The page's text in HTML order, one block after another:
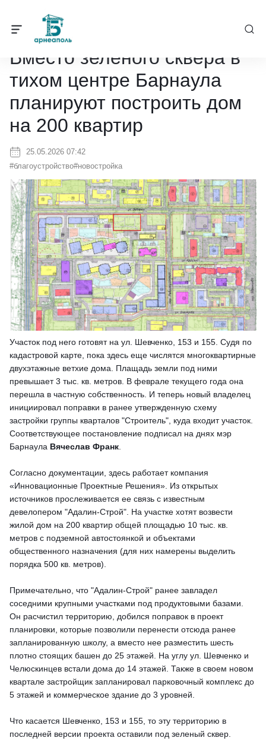
Барнеаполь / Вместо зеленого сквера в тихом центре
Вместо зеленого сквера в
тихом центре Барнаула
планируют построить дом
на 200 квартир
25.05.2026 07:42
#благоустройство#новостройка
Участок под него готовят на ул. Шевченко, 153 и 155. Судя по
кадастровой карте, пока здесь еще числятся многоквартирные
двухэтажные ветхие дома. Плащадь земли под ними
превышает 3 тыс. кв. метров. В феврале текущего года она
перешла в частную собственность. И теперь новый владелец
инициировал поправки в ранее утвержденную схему
застройки группы кварталов "Строитель", куда входит участок.
Соответствующее постановление подписал на днях мэр
Барнаула Вячеслав Франк
Согласно документации, здесь работает компания
«Инновационные Проектные Решения». Из открытых
источников прослеживается ее связь с известным
девелопером "Адалин-Строй". На участке хотят возвести
жилой дом на 200 квартир общей площадью 10 тыс. кв.
метров с подземной автостоянкой и объектами
общественного назначения (для них намерены выделить
порядка 500 кв. метров).
Примечательно, что "Адалин-Строй" ранее завладел
соседними крупными участками под продуктовыми базами.
Он расчистил территорию, добился поправок в проект
планировки, которые позволили перенести отсюда ранее
запланированную школу, а вместо нее разместить шесть
плотно стоящих башен до 25 этажей. На углу ул. Шевченко и
Челюскинцев встали дома до 14 этажей. Также в своем новом
квартале застройщик запланировал парковочный комплекс до
5 этажей и коммерческое здание до 3 уровней.
Что касается Шевченко, 153 и 155, то эту территорию в
последней версии проекта оставили под зеленый сквер.